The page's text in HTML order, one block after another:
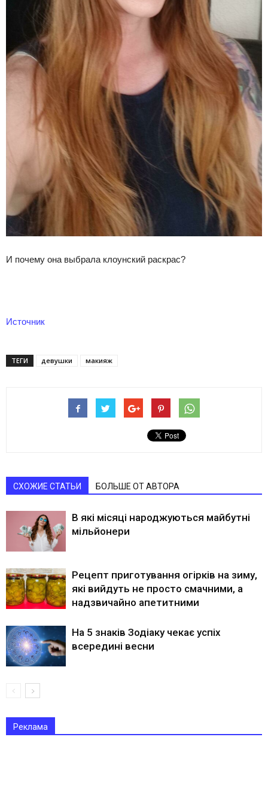
И почему она выбрала клоунский раскрас?
Источник
ТЕГИ девушки макияж
СХОЖИЕ СТАТЬИ БОЛЬШЕ ОТ АВТОРА
В які місяці народжуються майбутні
мільйонери
Рецепт приготування огірків на зиму,
які вийдуть не просто смачними, а
надзвичайно апетитними
На 5 знаків Зодіаку чекає успіх
всередині весни
Реклама